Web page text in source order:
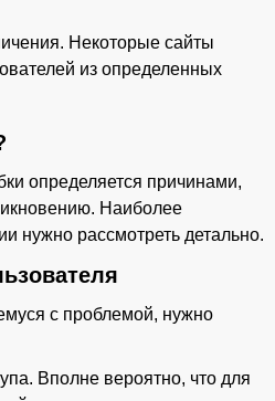
Некоторые сайты
из определенных
определяется причинами,
Наиболее
нужно рассмотреть детально.
с проблемой, нужно
Вполне вероятно, что для